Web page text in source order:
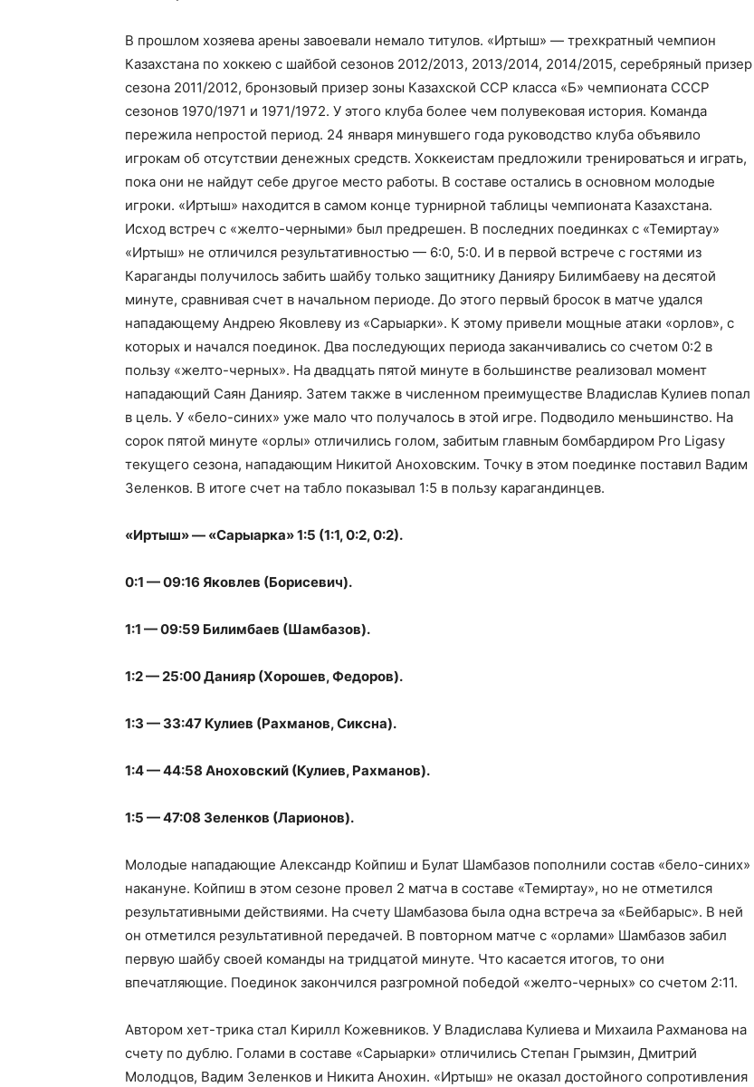
В прошлом хозяева арены завоевали немало титулов. «Иртыш» — трехкратный чемпион
Казахстана по хоккею с шайбой сезонов 2012/2013, 2013/2014, 2014/2015, серебряный призер
сезона 2011/2012, бронзовый призер зоны Казахской ССР класса «Б» чемпионата СССР
сезонов 1970/1971 и 1971/1972. У этого клуба более чем полувековая история. Команда
пережила непростой период. 24 января минувшего года руководство клуба объявило
игрокам об отсутствии денежных средств. Хоккеистам предложили тренироваться и играть,
пока они не найдут себе другое место работы. В составе остались в основном молодые
игроки. «Иртыш» находится в самом конце турнирной таблицы чемпионата Казахстана.
Исход встреч с «желто-черными» был предрешен. В последних поединках с «Темиртау»
«Иртыш» не отличился результативностью — 6:0, 5:0. И в первой встрече с гостями из
Караганды получилось забить шайбу только защитнику Данияру Билимбаеву на десятой
минуте, сравнивая счет в начальном периоде. До этого первый бросок в матче удался
нападающему Андрею Яковлеву из «Сарыарки». К этому привели мощные атаки «орлов», с
которых и начался поединок. Два последующих периода заканчивались со счетом 0:2 в
пользу «желто-черных». На двадцать пятой минуте в большинстве реализовал момент
нападающий Саян Данияр. Затем также в численном преимуществе Владислав Кулиев попал
в цель. У «бело-синих» уже мало что получалось в этой игре. Подводило меньшинство. На
сорок пятой минуте «орлы» отличились голом, забитым главным бомбардиром Pro Ligasy
текущего сезона, нападающим Никитой Аноховским. Точку в этом поединке поставил Вадим
Зеленков. В итоге счет на табло показывал 1:5 в пользу карагандинцев.
«Иртыш» — «Сарыарка» 1:5 (1:1, 0:2, 0:2).
0:1 — 09:16 Яковлев (Борисевич).
1:1 — 09:59 Билимбаев (Шамбазов).
1:2 — 25:00 Данияр (Хорошев, Федоров).
1:3 — 33:47 Кулиев (Рахманов, Сиксна).
1:4 — 44:58 Аноховский (Кулиев, Рахманов).
1:5 — 47:08 Зеленков (Ларионов).
Молодые нападающие Александр Койпиш и Булат Шамбазов пополнили состав «бело-синих»
накануне. Койпиш в этом сезоне провел 2 матча в составе «Темиртау», но не отметился
результативными действиями. На счету Шамбазова была одна встреча за «Бейбарыс». В ней
он отметился результативной передачей. В повторном матче с «орлами» Шамбазов забил
первую шайбу своей команды на тридцатой минуте. Что касается итогов, то они
впечатляющие. Поединок закончился разгромной победой «желто-черных» со счетом 2:11.
Автором хет-трика стал Кирилл Кожевников. У Владислава Кулиева и Михаила Рахманова на
счету по дублю. Голами в составе «Сарыарки» отличились Степан Грымзин, Дмитрий
Молодцов, Вадим Зеленков и Никита Анохин. «Иртыш» не оказал достойного сопротивления